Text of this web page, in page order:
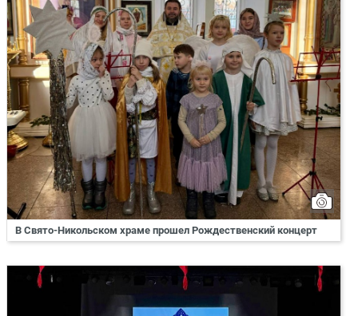
В Свято-Никольском храме прошел Рождественский концерт